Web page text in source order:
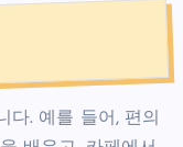
다. 예를 들어, 편의